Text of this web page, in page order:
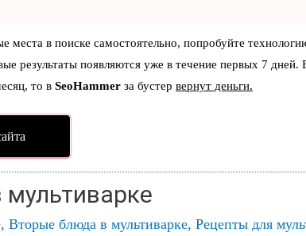
места в поиске самостоятельно, попробуйте
результаты появляются уже в течение первых 7 дней.
то в SeoHammer за бустер вернут деньги.
, Вторые блюда в мультиварке, Рецепты для